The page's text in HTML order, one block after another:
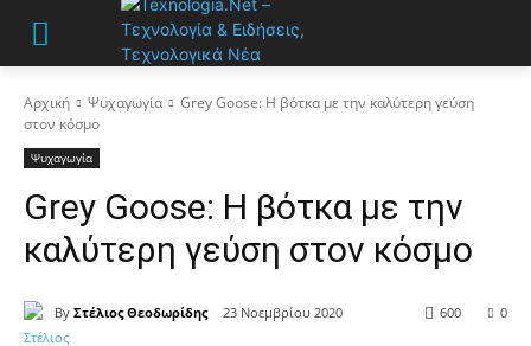
Αρχική Ψυχαγωγία
Grey Goose: H βότκα µε την καλύτερη γεύση
στον κόσµο
Ψυχαγωγία
Grey Goose: H βότκα µε την
καλύτερη γεύση στον κόσµο
By Στέλιος Θεοδωρίδης 23 Νοεμβρίου 2020 0
600